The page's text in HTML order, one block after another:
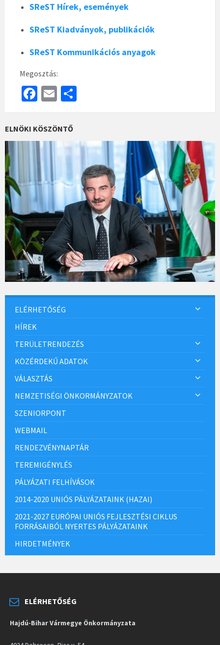
SReST Hírek, események
SReST Kiadványok, publikációk
SReST Kommunikációs anyagok
Megosztás:
Fa
ce
b
o
o
k
E
m
ai
h
e
ELNÖKI KÖSZÖNTŐ
ELÉRHETŐSÉG
HÍREK
TERÜLETRENDEZÉS
KÖZÉRDEKŰ ADATOK
VÁLASZTÁS
NEMZETISÉGI ÖNKORMÁNYZATOK
SZENIORPONT
WEBMAIL
RENDEZVÉNYNAPTÁR
TEREMIGÉNYLÉS
PÁLYÁZATI FELHÍVÁSOK
2014-2020 UNIÓS PÁLYÁZATAINK (HAZAI)
2021-2027 EURÓPAI UNIÓS FEJLESZTÉSI CIKLUS
FORRÁSAIBÓL NYERTES PÁLYÁZATAINK
HIRDETMÉNYEK
ELÉRHETŐSÉG
Hajdú-Bihar Vármegye Önkormányzata